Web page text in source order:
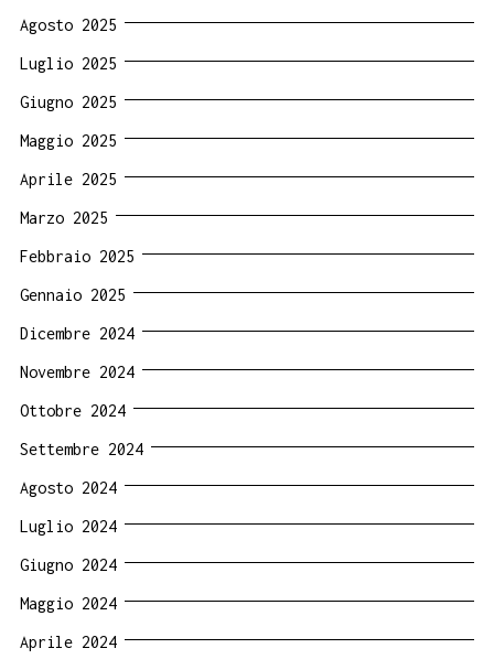
Agosto 2025
Luglio 2025
Giugno 2025
Maggio 2025
Aprile 2025
Marzo 2025
Febbraio 2025
Gennaio 2025
Dicembre 2024
Novembre 2024
Ottobre 2024
Settembre 2024
Agosto 2024
Luglio 2024
Giugno 2024
Maggio 2024
Aprile 2024